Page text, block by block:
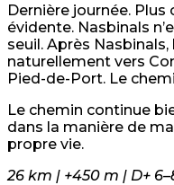
Dernière journée.
évidente. Nasbinals
seuil. Après
naturellement vers
Pied-de-Port. Le
Le chemin continue
dans la manière de
propre vie.
26 km | +450 m | D+